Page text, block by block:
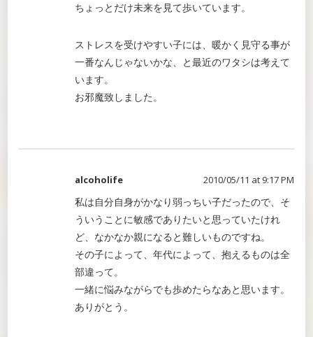
ちょっとだけ未来を見て歩いています。
ストレスを受けやすい子には、暖かく見守る事が
一番なんじゃないかな、と最近のワタシは考えて
います。
お邪魔致しました。
alcoholife 2010/05/11 at 9:17 PM
私は自分自身がかなり弱っちい子だったので、そ
ういうことに敏感でありたいと思っていたけれ
ど、なかなか親になると難しいものですね。
その子によって、年代によって、抱えるものは全
部違って。
一緒に悩みながらでも歩めたらなあと思います。
ありがとう。